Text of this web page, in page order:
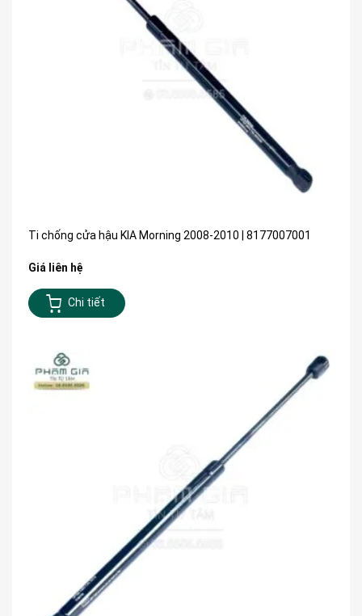
Ti chống cửa hậu KIA Morning 2008-2010 | 8177007001
Giá liên hệ
Chi tiết